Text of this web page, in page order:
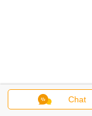
Chat